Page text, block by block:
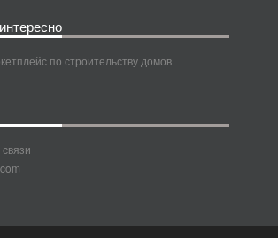
по строительству домов